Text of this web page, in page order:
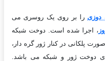
دوزیرا بر روی یک روسری می
، اجرا شده است. دوخت شبکه
پلکانی در کنار ژور گره دار،
دوخت ژور و شبکه می باشد.